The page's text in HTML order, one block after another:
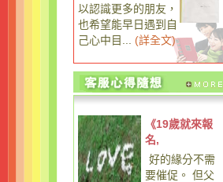
以認識更多的朋友，
也希望能早日遇到自
己心中目...
(詳全文)
《19歲就來報
名,
好的緣分不需
要催促。 但父